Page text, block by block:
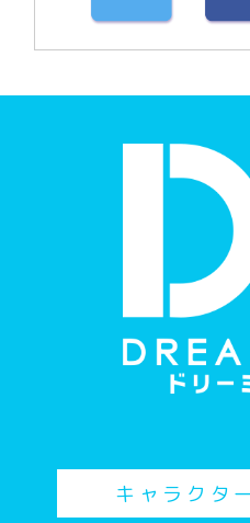
キャラクタ